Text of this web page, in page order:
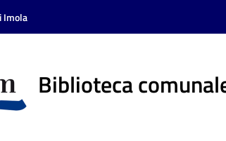
Imola
Biblioteca